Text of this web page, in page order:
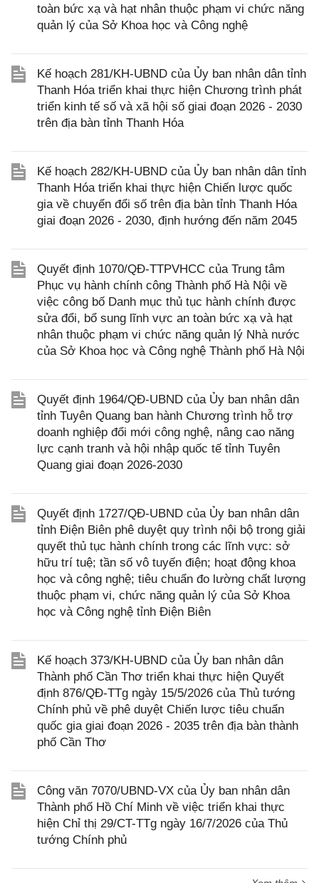
toàn bức xạ và hạt nhân thuộc phạm vi chức năng
quản lý của Sở Khoa học và Công nghệ
Kế hoạch 281/KH-UBND của Ủy ban nhân dân tỉnh
Thanh Hóa triển khai thực hiện Chương trình phát
triển kinh tế số và xã hội số giai đoạn 2026 - 2030
trên địa bàn tỉnh Thanh Hóa
Kế hoạch 282/KH-UBND của Ủy ban nhân dân tỉnh
Thanh Hóa triển khai thực hiện Chiến lược quốc
gia về chuyển đổi số trên địa bàn tỉnh Thanh Hóa
giai đoạn 2026 - 2030, định hướng đến năm 2045
Quyết định 1070/QĐ-TTPVHCC của Trung tâm
Phục vụ hành chính công Thành phố Hà Nội về
việc công bố Danh mục thủ tục hành chính được
sửa đổi, bổ sung lĩnh vực an toàn bức xạ và hạt
nhân thuộc phạm vi chức năng quản lý Nhà nước
của Sở Khoa học và Công nghệ Thành phố Hà Nội
Quyết định 1964/QĐ-UBND của Ủy ban nhân dân
tỉnh Tuyên Quang ban hành Chương trình hỗ trợ
doanh nghiệp đổi mới công nghệ, nâng cao năng
lực cạnh tranh và hội nhập quốc tế tỉnh Tuyên
Quang giai đoạn 2026-2030
Quyết định 1727/QĐ-UBND của Ủy ban nhân dân
tỉnh Điện Biên phê duyệt quy trình nội bộ trong giải
quyết thủ tục hành chính trong các lĩnh vực: sở
hữu trí tuệ; tần số vô tuyến điện; hoạt động khoa
học và công nghệ; tiêu chuẩn đo lường chất lượng
thuộc phạm vi, chức năng quản lý của Sở Khoa
học và Công nghệ tỉnh Điện Biên
Kế hoạch 373/KH-UBND của Ủy ban nhân dân
Thành phố Cần Thơ triển khai thực hiện Quyết
định 876/QĐ-TTg ngày 15/5/2026 của Thủ tướng
Chính phủ về phê duyệt Chiến lược tiêu chuẩn
quốc gia giai đoạn 2026 - 2035 trên địa bàn thành
phố Cần Thơ
Công văn 7070/UBND-VX của Ủy ban nhân dân
Thành phố Hồ Chí Minh về việc triển khai thực
hiện Chỉ thị 29/CT-TTg ngày 16/7/2026 của Thủ
tướng Chính phủ